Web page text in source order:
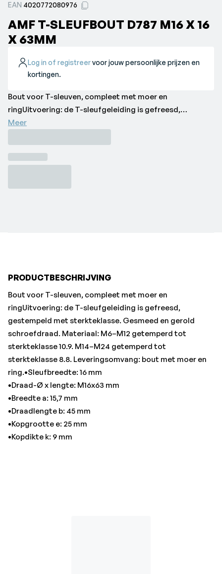
EAN 4020772080976
AMF T-SLEUFBOUT D787 M16 X 16
X 63MM
Log in of registreervoor jouw persoonlijke prijzen en
kortingen.
Bout voor T-sleuven, compleet met moer en
ringUitvoering: de T-sleufgeleiding is gefreesd,
gestempeld met sterkteklasse. Gesmeed en gerold
sterkteklasse 10.9. M14–M24 getemperd tot
sterkteklasse 8.8. Leveringsomvang: bout met moer en
•Draad-Ø x lengte: M16x63 mm
Meer
PRODUCTBESCHRIJVING
Bout voor T-sleuven, compleet met moer en
ringUitvoering: de T-sleufgeleiding is gefreesd,
gestempeld met sterkteklasse. Gesmeed en gerold
schroefdraad. Materiaal: M6–M12 getemperd tot
sterkteklasse 10.9. M14–M24 getemperd tot
sterkteklasse 8.8. Leveringsomvang: bout met moer en
ring.•Sleufbreedte: 16 mm
•Draad-Ø x lengte: M16x63 mm
•Breedte a: 15,7 mm
•Draadlengte b: 45 mm
•Kopgrootte e: 25 mm
•Kopdikte k: 9 mm